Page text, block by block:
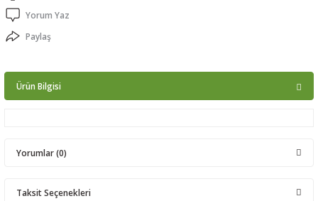
Yorum Yaz
Paylaş
Ürün Bilgisi
Yorumlar (0)
Taksit Seçenekleri